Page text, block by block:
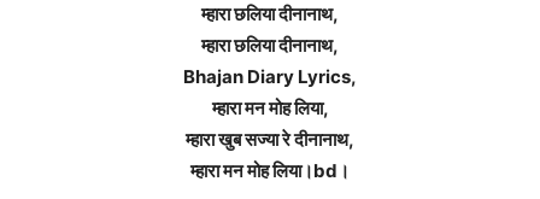
म्हारा छलिया दीनानाथ,
म्हारा छलिया दीनानाथ,
Bhajan Diary Lyrics,
म्हारा मन मोह लिया,
म्हारा खुब सज्या रे दीनानाथ,
म्हारा मन मोह लिया।bd।